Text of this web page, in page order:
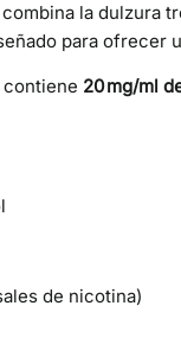
combina la dulzura
para
contiene 20 mg/ml
de nicotina)